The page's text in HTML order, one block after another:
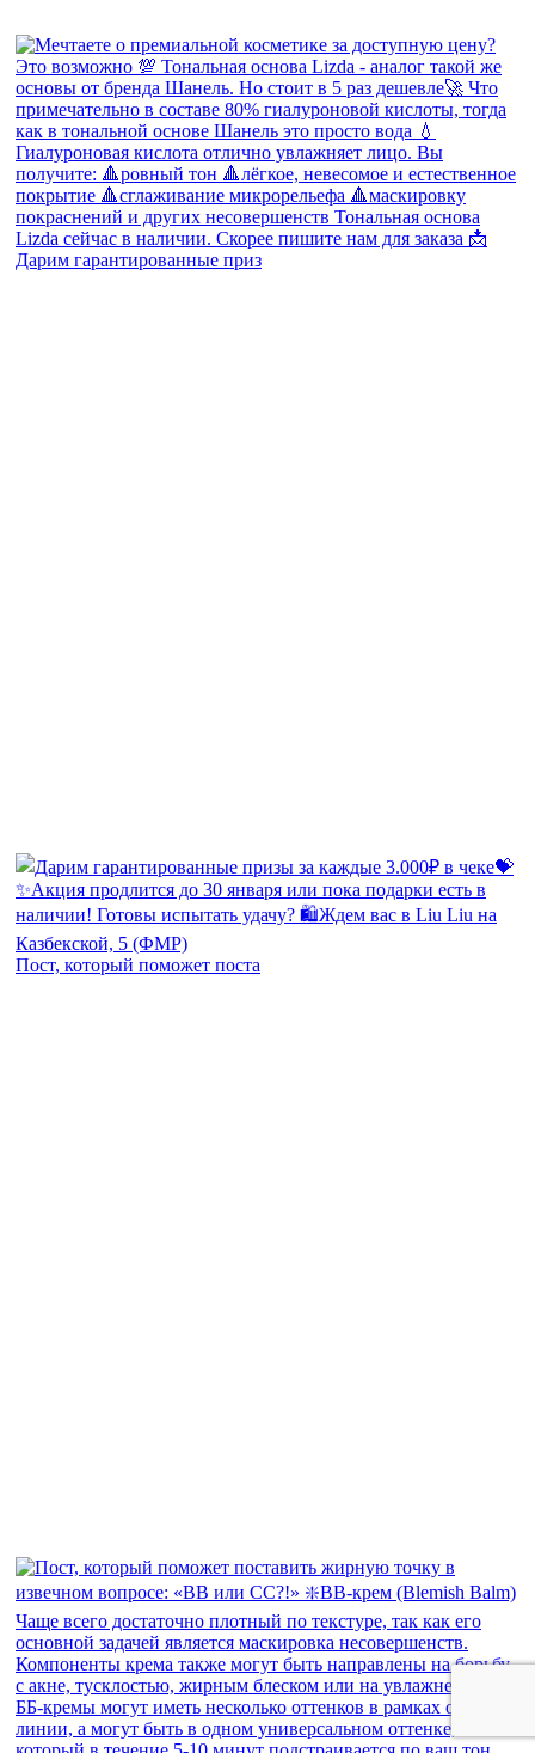
Дарим гарантированные приз
Пост, который поможет поста